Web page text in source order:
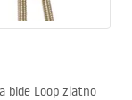
bide Loop zlatno